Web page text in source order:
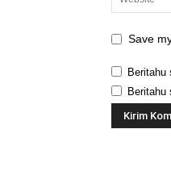
Save
Beritahu
Beritahu